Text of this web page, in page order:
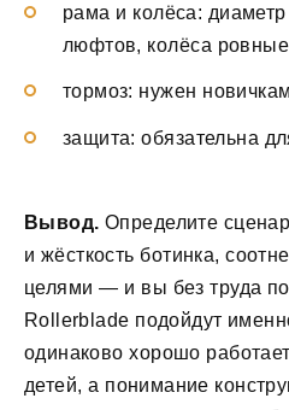
рама и колёса:
люфтов, колёса
тормоз: нужен
защита: обязательна
Вывод. Определите
и жёсткость ботинка,
целями — и вы без труда
Rollerblade подойдут
одинаково хорошо
детей, а понимание